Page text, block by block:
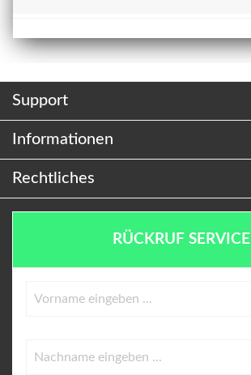
Support
Informationen
Rechtliches
RÜCKRUF SERVICE